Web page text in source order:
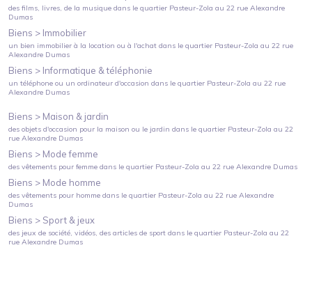
des films, livres, de la musique dans le quartier Pasteur-Zola au 22 rue Alexandre
Dumas
Biens > Immobilier
un bien immobilier à la location ou à l'achat dans le quartier Pasteur-Zola au 22 rue
Alexandre Dumas
Biens > Informatique & téléphonie
un téléphone ou un ordinateur d'occasion dans le quartier Pasteur-Zola au 22 rue
Alexandre Dumas
Biens > Maison & jardin
des objets d'occasion pour la maison ou le jardin dans le quartier Pasteur-Zola au 22
rue Alexandre Dumas
Biens > Mode femme
des vêtements pour femme dans le quartier Pasteur-Zola au 22 rue Alexandre Dumas
Biens > Mode homme
des vêtements pour homme dans le quartier Pasteur-Zola au 22 rue Alexandre
Dumas
Biens > Sport & jeux
des jeux de société, vidéos, des articles de sport dans le quartier Pasteur-Zola au 22
rue Alexandre Dumas